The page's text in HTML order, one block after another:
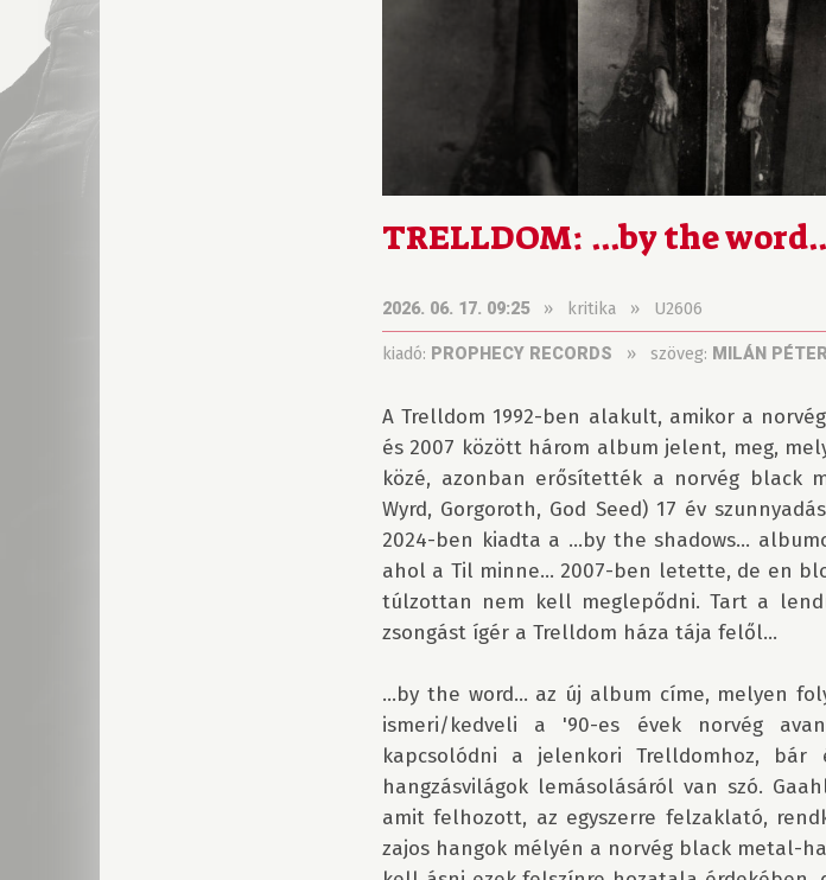
TRELLDOM: ...by the
2026. 06. 17. 09:25» kritika » U2606
kiadó: PROPHECY RECORDS » szöveg: MILÁN PÉTER
A Trelldom 1992-ben alakult, amikor a
és 2007 között három album jelent, meg,
közé, azonban erősítették a norvég black
Wyrd, Gorgoroth, God Seed) 17 év
2024-ben kiadta a ...by the shadows...
ahol a Til minne... 2007-ben letette, de en
túlzottan nem kell meglepődni. Tart a
zsongást ígér a Trelldom háza tája felől...
...by the word... az új album címe, melyen
ismeri/kedveli a '90-es évek norvég
kapcsolódni a jelenkori Trelldomhoz, bár
hangzásvilágok lemásolásáról van szó.
amit felhozott, az egyszerre felzaklató,
zajos hangok mélyén a norvég black metal-